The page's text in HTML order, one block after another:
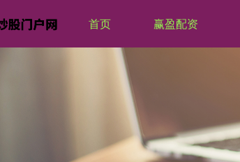
首页 赢盈配资